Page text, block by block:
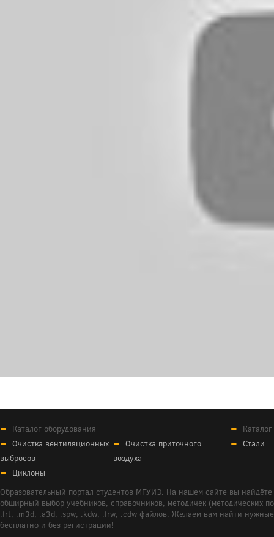
Каталог оборудования
Очистка вентиляционных
выбросов
Очистка приточного
воздуха
Циклоны
Стали
Образовательный портал студентов МГУИЭ. На нашем сайте вы
обширный выбор учебников, справочников, методичек (методических
.frt, .m3d, .a3d, .spw, .kdw, .frw, .cdw файлов. Желаем вам найти
бесплатно и без регистрации!